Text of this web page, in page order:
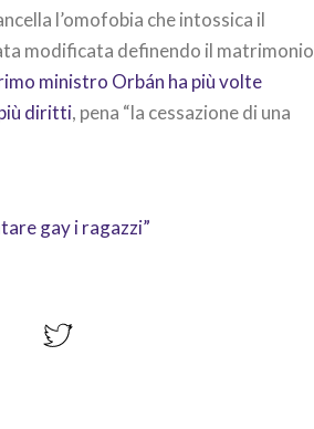
l’omofobia che intossica il
modificata definendo il matrimonio
ministro Orbán ha più volte
diritti, pena “la cessazione di una
gay i ragazzi”